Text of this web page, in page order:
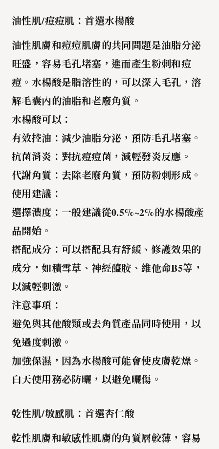
油性肌/痘痘肌：首選水楊酸
油性肌膚和痘痘肌膚的共同問題是油脂分泌
旺盛 ，容易毛孔堵塞 ，進而產生粉刺和痘
痘 。 水楊酸是脂溶性的，可以深入毛孔，溶
解毛囊內的油脂和老廢角質。
水楊酸可以 ：
有效控油 ：減少油脂分泌，預防毛孔堵塞。
抗菌消炎 ：對抗痘痘菌，減輕發炎反應。
代謝角質 ：去除老廢角質，預防粉刺形成。
使用建議 ：
選擇濃度 ：一般建議從0.5%~2%的水楊酸產
品開始。
搭配成分 ：可以搭配具有舒緩、修護效果的
成分，如積雪草、神經醯胺、維他命B5等，
以減輕刺激。
注意事項 ：
避免與其他酸類或去角質產品同時使用 ，以
免過度刺激。
加強保濕 ，因為水楊酸可能會使皮膚乾燥。
白天使用務必防曬 ，以避免曬傷。
乾性肌/敏感肌：首選杏仁酸
乾性肌膚和敏感性肌膚的角質層較薄，容易